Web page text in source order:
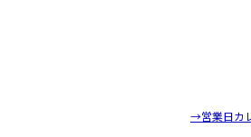
→営業日カ